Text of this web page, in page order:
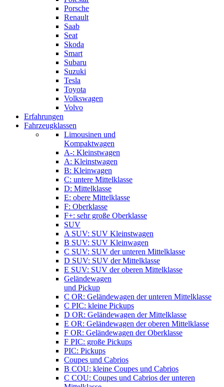
Porsche
Renault
Saab
Seat
Skoda
Smart
Subaru
Suzuki
Tesla
Toyota
Volkswagen
Volvo
Erfahrungen
Fahrzeugklassen
Limousinen und
Kompaktwagen
A-: Kleinstwagen
A: Kleinstwagen
B: Kleinwagen
C: untere Mittelklasse
D: Mittelklasse
E: obere Mittelklasse
F: Oberklasse
F+: sehr große Oberklasse
SUV
A SUV: SUV Kleinstwagen
B SUV: SUV Kleinwagen
C SUV: SUV der unteren Mittelklasse
D SUV: SUV der Mittelklasse
E SUV: SUV der oberen Mittelklasse
Geländewagen
und Pickup
C OR: Geländewagen der unteren Mittelklasse
C PIC: kleine Pickups
D OR: Geländewagen der Mittelklasse
E OR: Geländewagen der oberen Mittelklasse
F OR: Geländewagen der Oberklasse
F PIC: große Pickups
PIC: Pickups
Coupes und Cabrios
B COU: kleine Coupes und Cabrios
C COU: Coupes und Cabrios der unteren